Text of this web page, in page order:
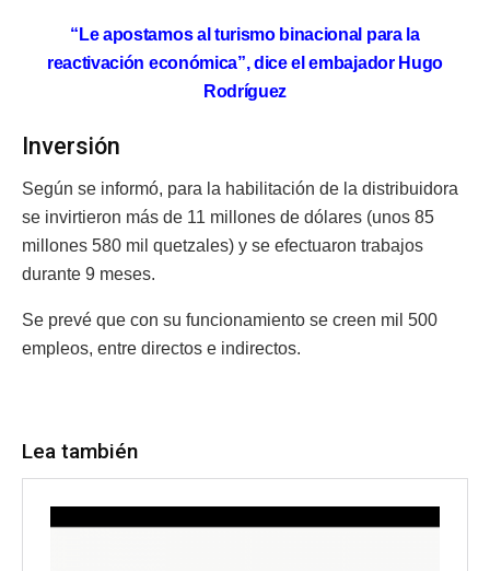
“Le apostamos al turismo binacional para la
reactivación económica”, dice el embajador Hugo
Rodríguez
Inversión
Según se informó, para la habilitación de la distribuidora
se invirtieron más de 11 millones de dólares (unos 85
millones 580 mil quetzales) y se efectuaron trabajos
durante 9 meses.
Se prevé que con su funcionamiento se creen mil 500
empleos, entre directos e indirectos.
Lea también